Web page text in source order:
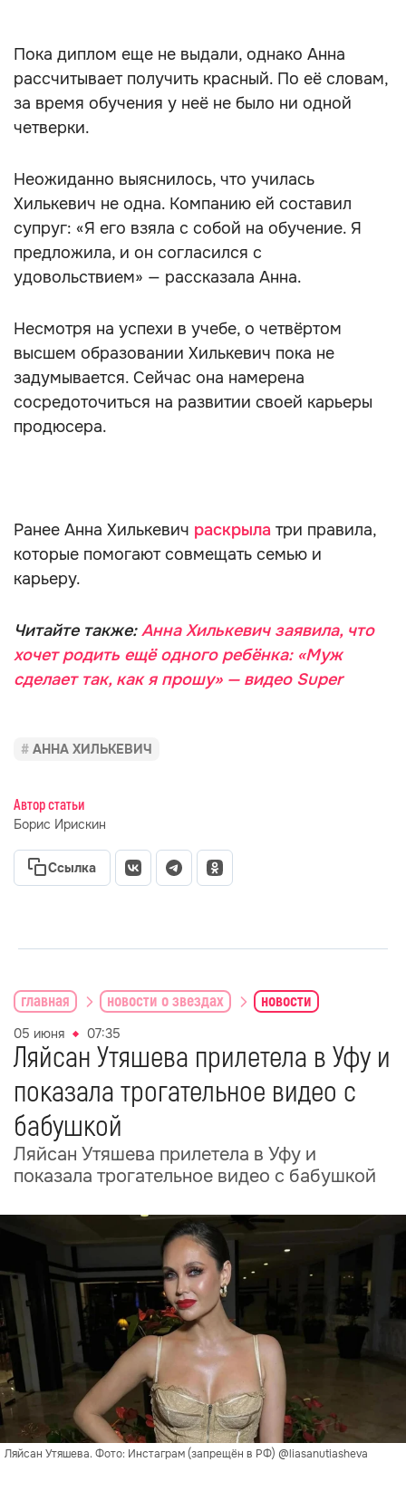
Пока диплом еще не выдали, однако Анна
рассчитывает получить красный. По её словам,
за время обучения у неё не было ни одной
четверки.
Неожиданно выяснилось, что училась
Хилькевич не одна. Компанию ей составил
супруг: «Я его взяла с собой на обучение. Я
предложила, и он согласился с
удовольствием» — рассказала Анна.
Несмотря на успехи в учебе, о четвёртом
высшем образовании Хилькевич пока не
задумывается. Сейчас она намерена
сосредоточиться на развитии своей карьеры
продюсера.
Ранее Анна Хилькевич раскрыла три правила,
которые помогают совмещать семью и
карьеру.
Читайте также:Анна Хилькевич заявила, что
хочет родить ещё одного ребёнка: «Муж
сделает так, как я прошу» — видео Super
АННА ХИЛЬКЕВИЧ
Автор статьи
Борис Ирискин
Ссылка
главная новости о звездах новости
05 июня 07:35
Ляйсан Утяшева прилетела в Уфу и
показала трогательное видео с
бабушкой
Ляйсан Утяшева прилетела в Уфу и
показала трогательное видео с бабушкой
Ляйсан Утяшева. Фото: Инстаграм (запрещён в РФ) @liasanutiasheva